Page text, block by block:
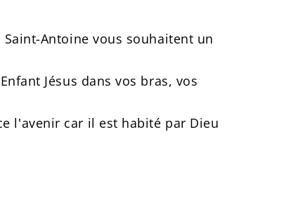
Antoine vous souhaitent un
Jésus dans vos bras, vos
l'avenir car il est habité par Dieu